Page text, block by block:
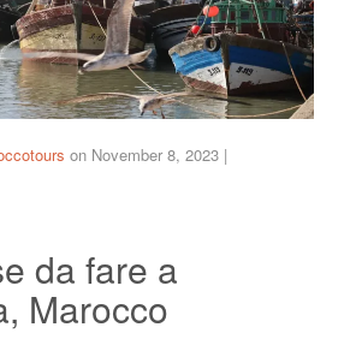
on November 8, 2023 |
da fare a
Marocco